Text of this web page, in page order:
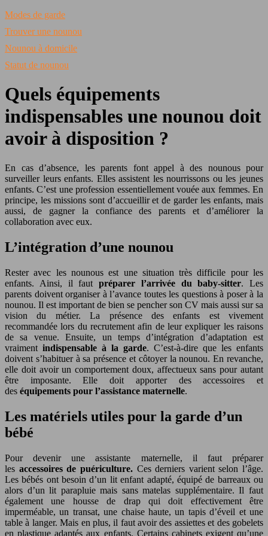
Modes de garde
Trouver une nounou
Nounou à domicile
Statut de nounou
Quels équipements
indispensables une nounou doit
avoir à disposition ?
En cas d’absence, les parents font appel à des nounous pour
surveiller leurs enfants. Elles assistent les nourrissons ou les jeunes
enfants. C’est une profession essentiellement vouée aux femmes. En
principe, les missions sont d’accueillir et de garder les enfants, mais
aussi, de gagner la confiance des parents et d’améliorer la
collaboration avec eux.
L’intégration d’une nounou
Rester avec les nounous est une situation très difficile pour les
enfants. Ainsi, il faut préparer l’arrivée du baby-sitter. Les
parents doivent organiser à l’avance toutes les questions à poser à la
nounou. Il est important de bien se pencher son CV mais aussi sur sa
vision du métier. La présence des enfants est vivement
recommandée lors du recrutement afin de leur expliquer les raisons
de sa venue. Ensuite, un temps d’intégration d’adaptation est
vraiment indispensable à la garde. C’est-à-dire que les enfants
doivent s’habituer à sa présence et côtoyer la nounou. En revanche,
elle doit avoir un comportement doux, affectueux sans pour autant
être imposante. Elle doit apporter des accessoires et
des équipements pour l’assistance maternelle.
Les matériels utiles pour la garde d’un
bébé
Pour devenir une assistante maternelle, il faut préparer
les accessoires de puériculture.Ces derniers varient selon l’âge.
Les bébés ont besoin d’un lit enfant adapté, équipé de barreaux ou
alors d’un lit parapluie mais sans matelas supplémentaire. Il faut
également une housse de drap qui doit effectivement être
imperméable, un transat, une chaise haute, un tapis d’éveil et une
table à langer. Mais en plus, il faut avoir des assiettes et des gobelets
en plastique adaptés aux enfants. Certains cabinets exigent qu’une